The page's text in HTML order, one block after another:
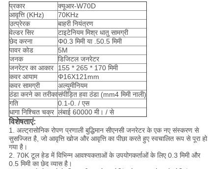
प्रकार
क्यूआर-W70D
आवृत्ति (KHz)
70KHz
उत्प्रेरक
बाहरी नियंत्रण
वेल्डर सिर
टाइटेनियम मिश्र धातु सामग्री
छेद करना
Φ0.3 मिमी या .50.5 मिमी
पावर कोड
5M
जनक
डिजिटल जनरेटर
जनरेटर का आकार
155 * 265 * 170 मिमी
कवर आयाम
Φ16X121mm
कवर सामग्री
अल्युमीनियम
ठंडा करने का तरीकासंपीड़ित हवा ठंडा (mm4 मिमी नाली)
गति
0.1-0. / एस
धागा निश्चित चक्र लंबाई 60000 मी। / से
विशेषताएं:
1. अल्ट्रासोनिक रोपण प्रणाली बुद्धिमान सीएनसी जनरेटर के एक नए संस्करण से
सुसज्जित है, जो आवृत्ति खोज और आवृत्ति का पीछा करते हुए स्वचालित रूप से पूरा हो
गया है।
2. 70K टूल हेड में विभिन्न आवश्यकताओं के उपयोगकर्ताओं के लिए 0.3 मिमी और
0.5 मिमी का छेद व्यास है।